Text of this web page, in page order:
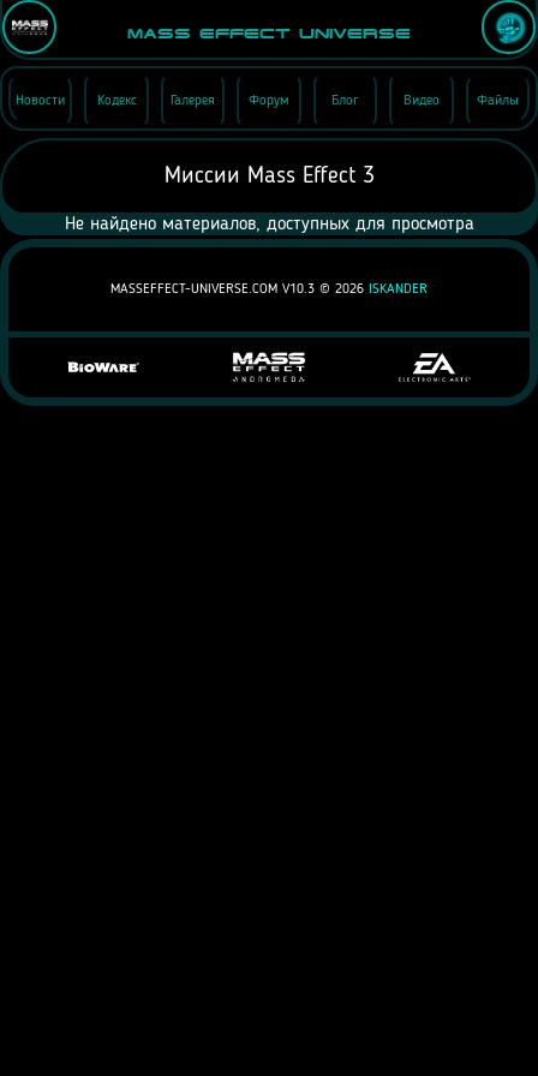
Mass Effect Universe
Новости Кодекс Галерея Форум Блог Видео Файлы
Миссии Mass Effect 3
Не найдено материалов, доступных для просмотра
MASSEFFECT-UNIVERSE.COM V10.3 © 2026 ISKANDER